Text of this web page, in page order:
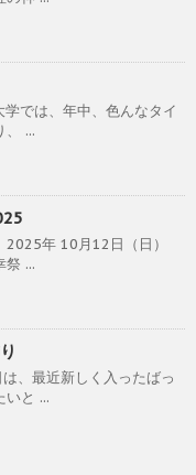
では、年中、色んなタイ
、 ...
年 10月12日（日）
祭 ...
、最近新しく入ったばっ
いと ...